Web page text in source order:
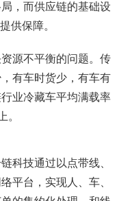
，而供应链的基础设
供保障。
源不平衡的问题。传
有车时货少，有车有
业冷藏车平均满载率
。
科技通过以点带线、
平台，实现人、车、